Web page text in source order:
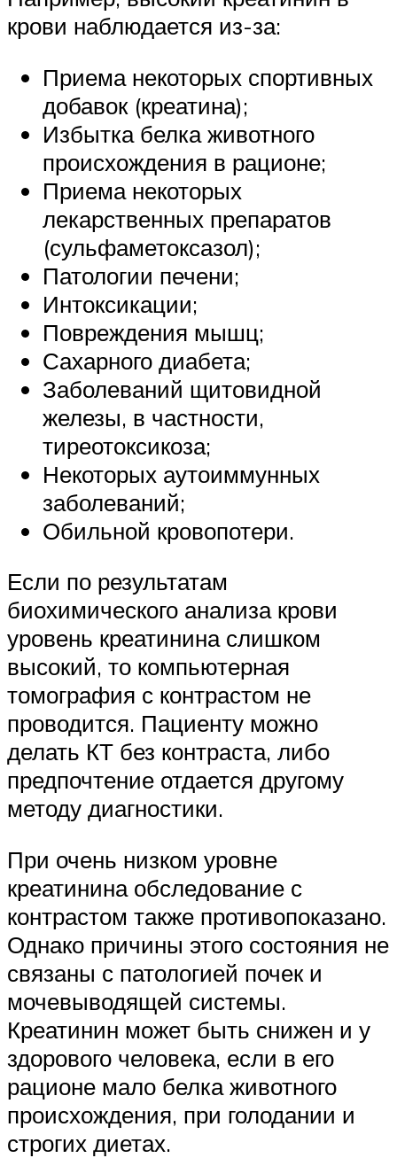
крови наблюдается из-за:
Приема некоторых спортивных
добавок (креатина);
Избытка белка животного
происхождения в рационе;
Приема некоторых
лекарственных препаратов
(сульфаметоксазол);
Патологии печени;
Интоксикации;
Повреждения мышц;
Сахарного диабета;
Заболеваний щитовидной
железы, в частности,
тиреотоксикоза;
Некоторых аутоиммунных
заболеваний;
Обильной кровопотери.
Если по результатам
биохимического анализа крови
уровень креатинина слишком
высокий, то компьютерная
томография с контрастом не
проводится. Пациенту можно
делать КТ без контраста, либо
предпочтение отдается другому
методу диагностики.
При очень низком уровне
креатинина обследование с
контрастом также противопоказано.
Однако причины этого состояния не
связаны с патологией почек и
мочевыводящей системы.
Креатинин может быть снижен и у
здорового человека, если в его
рационе мало белка животного
происхождения, при голодании и
строгих диетах.